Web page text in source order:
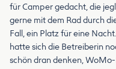
für Camper gedacht, die
gerne mit dem Rad durch
Fall, ein Platz für eine
hatte sich die Betreiberin
schön dran denken,